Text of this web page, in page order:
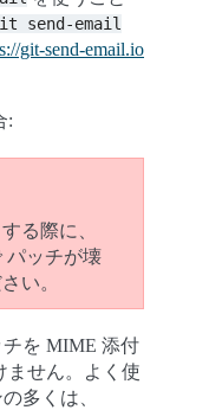
send-email
git-send-email.io
:
る際に、
パッチが壊
い。
を MIME 添付
ません。よく使
多くは、